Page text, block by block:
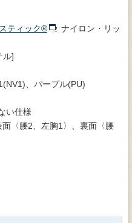
ティック®
ナイロン・リッ
ル]
、パープル(PU)
い仕様
面〈腰2、左胸1〉、裏面〈腰